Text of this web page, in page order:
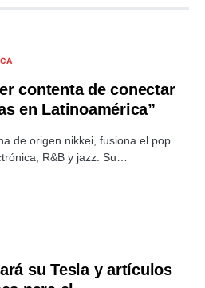
contenta de conectar
en Latinoamérica”
de origen nikkei, fusiona el pop
R&B y jazz. Su…
su Tesla y artículos